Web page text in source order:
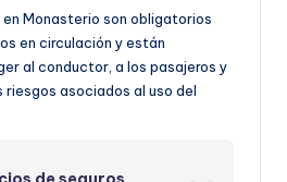
Monasterio son obligatorios
en circulación y están
al conductor, a los pasajeros y
asociados al uso del